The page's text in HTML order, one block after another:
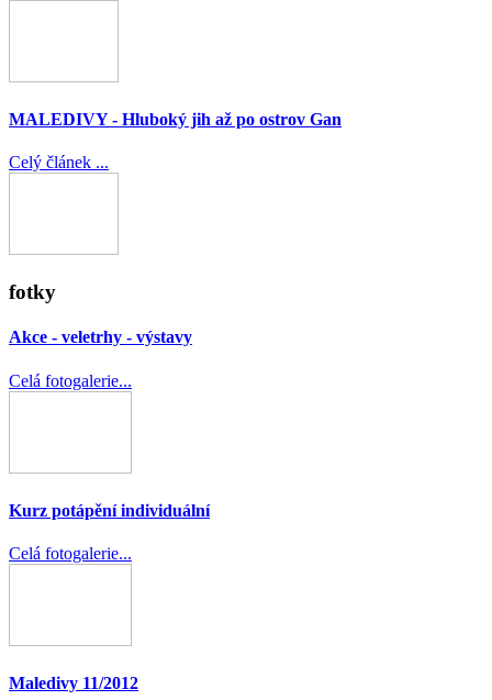
MALEDIVY - Hluboký jih až po ostrov Gan
Celý článek ...
fotky
Akce - veletrhy - výstavy
Celá fotogalerie...
Kurz potápění individuální
Celá fotogalerie...
Maledivy 11/2012